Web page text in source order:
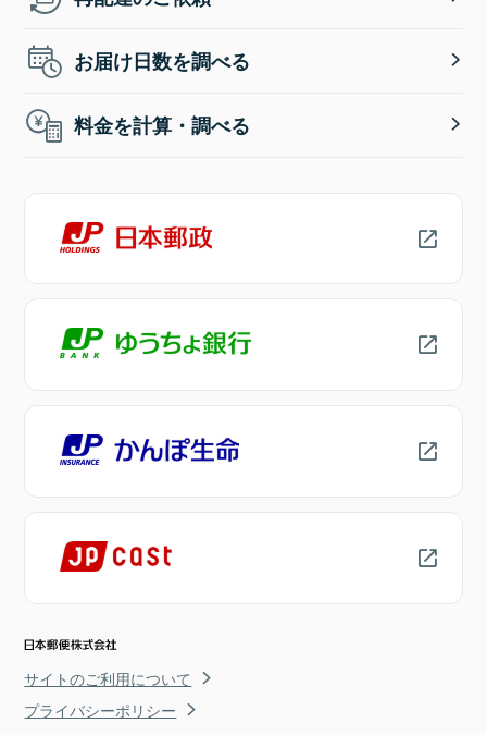
お届け日数を調べる
料金を計算・調べる
サイトのご利用について
プライバシーポリシー